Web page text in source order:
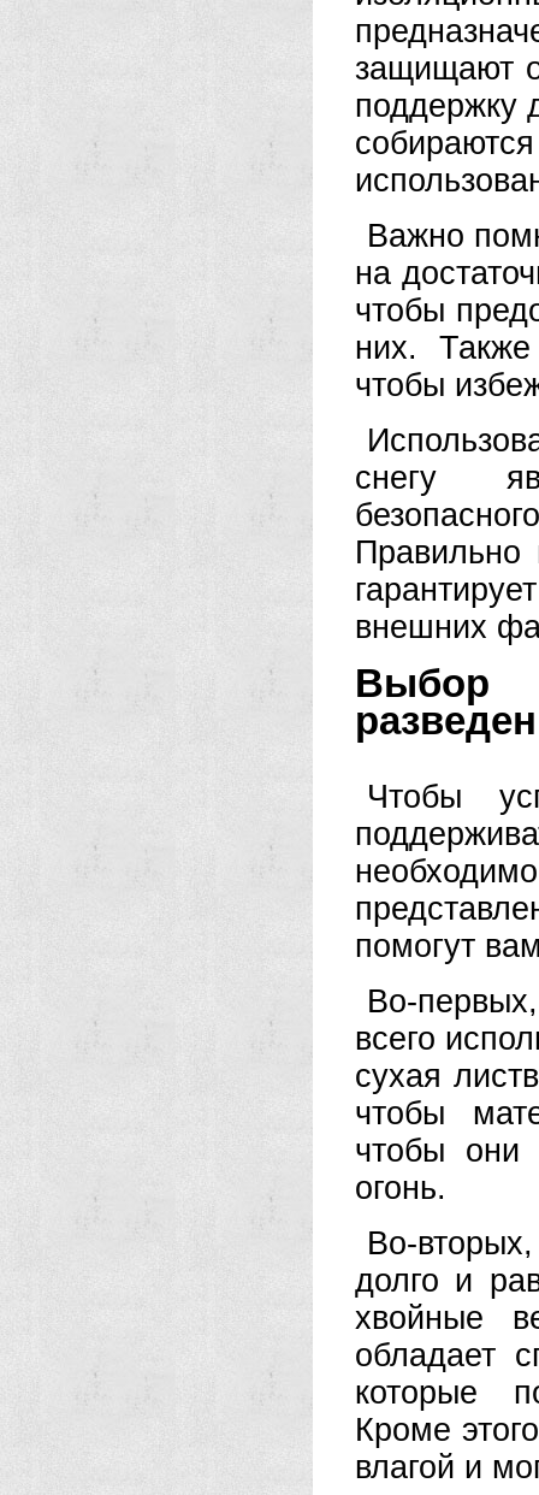
защищают
поддержку
Важно
на
чтобы
них. Также
чтобы
снегу
Правильно
внешних
Выбор
Чтобы
помогут
Во-
всего
сухая
чтобы
чтобы они
огонь.
Во-
долго и
хвойные
обладает
которые
Кроме
влагой и